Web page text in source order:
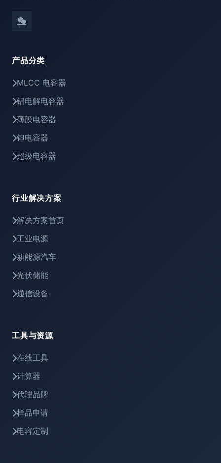
产品分类
MLCC 电容器
铝电解电容器
薄膜电容器
钽电容器
超级电容器
行业解决方案
解决方案首页
工业电源
新能源汽车
光伏储能
通信设备
工具与资源
在线工具
计算器
代理品牌
样品申请
电容定制